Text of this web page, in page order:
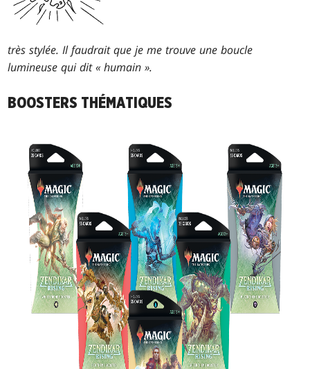
très stylée. Il faudrait que je me trouve une boucle
lumineuse qui dit « humain ».
BOOSTERS THÉMATIQUES